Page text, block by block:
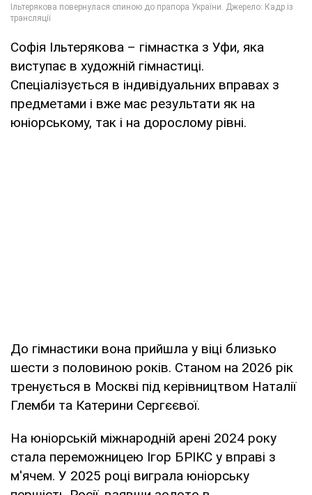
Софія Ільтерякова – гімнастка з Уфи, яка
виступає в художній гімнастиці.
Спеціалізується в індивідуальних вправах з
предметами і вже має результати як на
юніорському, так і на дорослому рівні.
До гімнастики вона прийшла у віці близько
шести з половиною років. Станом на 2026 рік
тренується в Москві під керівництвом Наталії
Глемби та Катерини Сергєєвої.
На юніорській міжнародній арені 2024 року
стала переможницею Ігор БРІКС у вправі з
м'ячем. У 2025 році виграла юніорську